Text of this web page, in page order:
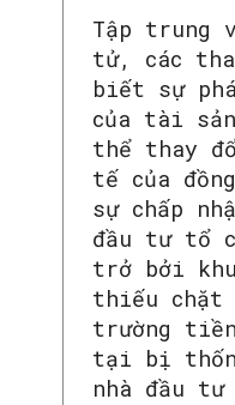
Tập trung
tử, các
biết sự
của tài
thể thay
tế của
sự chấp
đầu tư tổ
trở bởi
thiếu
trường
tại bị
nhà đầu